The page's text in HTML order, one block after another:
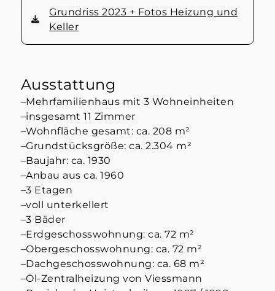
Grundriss 2023 + Fotos Heizung und
Keller
Ausstattung
–Mehrfamilienhaus mit 3 Wohneinheiten
–insgesamt 11 Zimmer
–Wohnfläche gesamt: ca. 208 m²
–Grundstücksgröße: ca. 2.304 m²
–Baujahr: ca. 1930
–Anbau aus ca. 1960
–3 Etagen
–voll unterkellert
–3 Bäder
–Erdgeschosswohnung: ca. 72 m²
–Obergeschosswohnung: ca. 72 m²
–Dachgeschosswohnung: ca. 68 m²
–Öl-Zentralheizung von Viessmann